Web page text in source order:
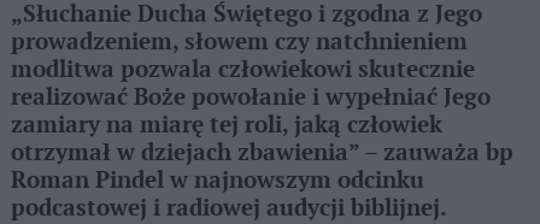
„Słuchanie Ducha Świętego i zgodna z Jego
prowadzeniem, słowem czy natchnieniem
modlitwa pozwala człowiekowi skutecznie
realizować Boże powołanie i wypełniać Jego
zamiary na miarę tej roli, jaką człowiek
otrzymał w dziejach zbawienia” – zauważa bp
Roman Pindel w najnowszym odcinku
podcastowej i radiowej audycji biblijnej.